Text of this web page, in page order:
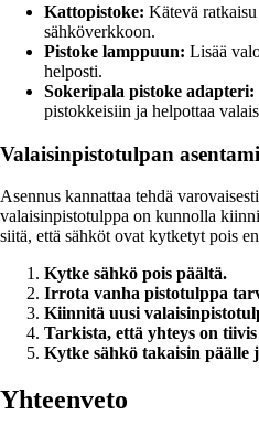
Kattopistoke: Kätevä
sähköverkkoon.
Pistoke lamppuun: Lisää
helposti.
Sokeripala pistoke adapteri:
pistokkeisiin ja helpottaa
Valaisinpistotulpan
Asennus kannattaa tehdä
valaisinpistotulppa on kunnolla
siitä, että sähköt ovat kytketyt pois
Kytke sähkö pois päältä.
Irrota vanha pistotulppa
Kiinnitä uusi
Tarkista, että yhteys on
Kytke sähkö takaisin päälle
Yhteenveto